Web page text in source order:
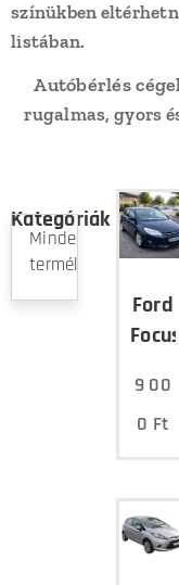
színükben
listában.
Autóbérlés
rugalmas, gyors
Kategóriák
Minden
termék
Ford
Focus
9 00
0 Ft